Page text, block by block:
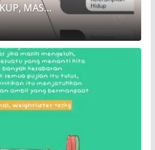
MAS…